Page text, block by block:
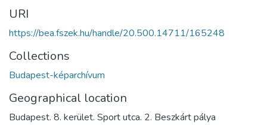
URI
https://bea.fszek.hu/handle/20.500.14711/165248
Collections
Budapest-képarchívum
Geographical location
Budapest. 8. kerület. Sport utca. 2. Beszkárt pálya